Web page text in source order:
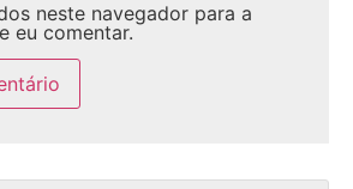
neste navegador para a
eu comentar.